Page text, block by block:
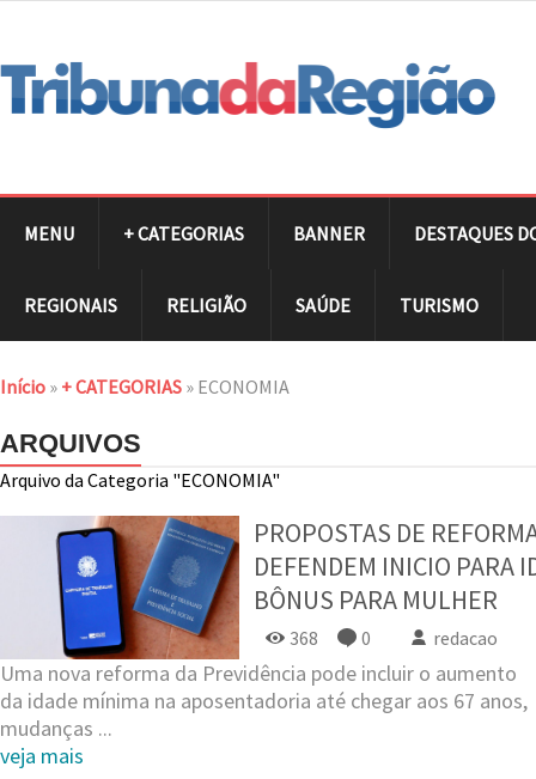
MENU + CATEGORIAS BANNER DESTAQUES
REGIONAIS RELIGIÃO SAÚDE TURISMO
Início » + CATEGORIAS » ECONOMIA
ARQUIVOS
Arquivo da Categoria "ECONOMIA"
PROPOSTAS DE
DEFENDEM INICIO PARA
BÔNUS PARA MULHER
368 0 redacao
Uma nova reforma da Previdência pode incluir o aumento
da idade mínima na aposentadoria até chegar aos 67 anos,
mudanças ...
veja mais